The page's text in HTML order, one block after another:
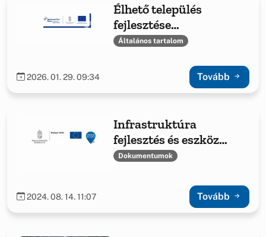
Élhető település
fejlesztése
Bakonyszentlászló
Általános tartalom
2026. 01. 29. 09:34 Tovább
Infrastruktúra
fejlesztés és eszköz
beszerzés
Dokumentumok
2024. 08. 14. 11:07 Tovább